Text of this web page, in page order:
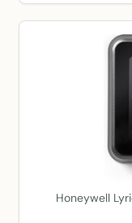
Honeywell